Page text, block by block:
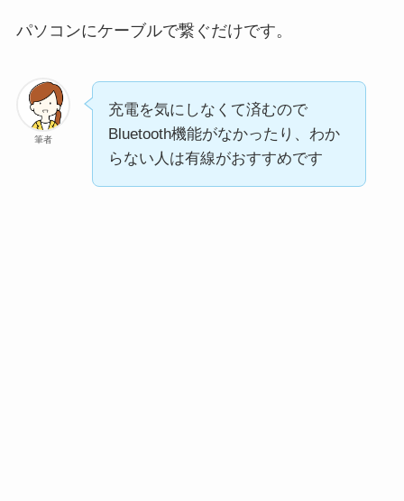
パソコンにケーブルで繋ぐだけです。
筆者
充電を気にしなくて済むので
Bluetooth機能がなかったり、わか
らない人は有線がおすすめです